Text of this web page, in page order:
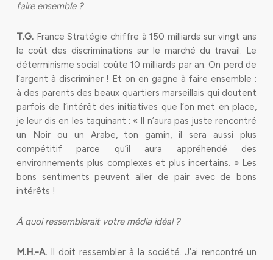
faire ensemble ?
T.G.France Stratégie chiffre à 150 milliards sur vingt ans
le coût des discriminations sur le marché du travail. Le
déterminisme social coûte 10 milliards par an. On perd de
l’argent à discriminer ! Et on en gagne à faire ensemble :
à des parents des beaux quartiers marseillais qui doutent
parfois de l’intérêt des initiatives que l’on met en place,
je leur dis en les taquinant : « Il n’aura pas juste rencontré
un Noir ou un Arabe, ton gamin, il sera aussi plus
compétitif parce qu’il aura appréhendé des
environnements plus complexes et plus incertains. » Les
bons sentiments peuvent aller de pair avec de bons
intérêts !
À quoi ressemblerait votre média idéal ?
M.H.-A.Il doit ressembler à la société. J’ai rencontré un